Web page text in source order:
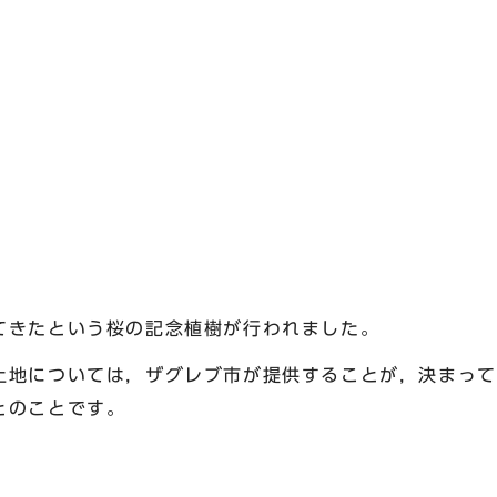
たという桜の記念植樹が行われました。
については，ザグレブ市が提供することが，決まっ
ことです。